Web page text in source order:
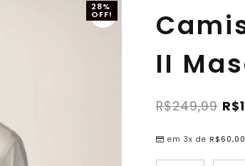
28%
OFF!
II
R$249,99 R$
em 3x de R$60,00